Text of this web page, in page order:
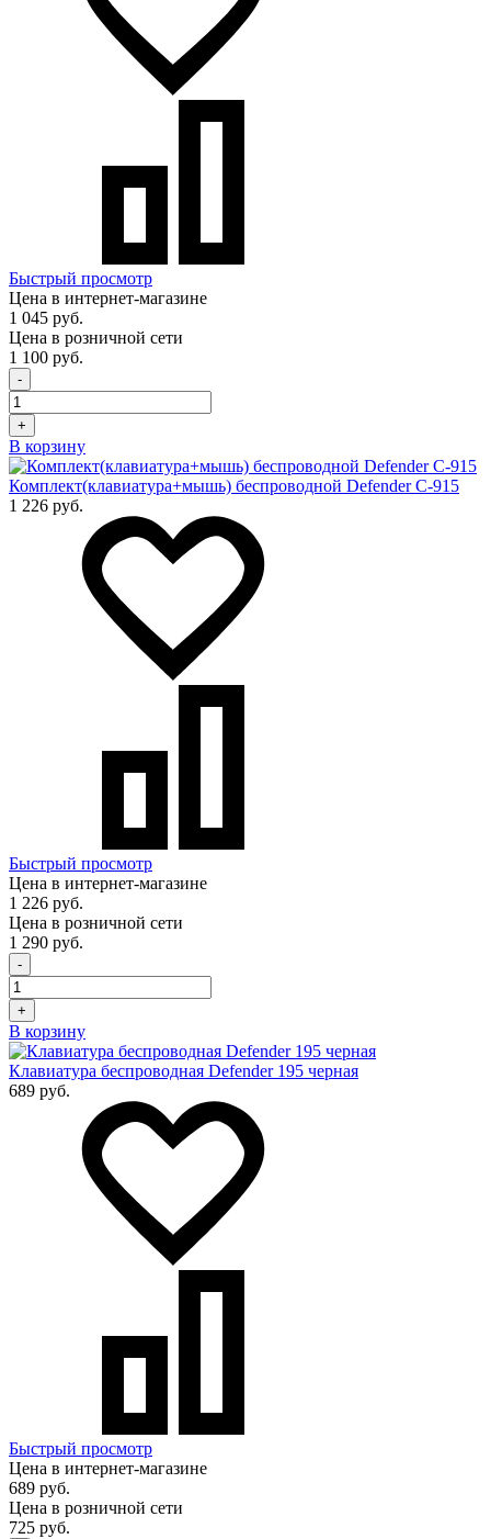
Быстрый просмотр
Цена в интернет-магазине
1 045 руб.
Цена в розничной сети
1 100 руб.
-
+
В корзину
Комплект(клавиатура+мышь) беспроводной Defender C-915
1 226 руб.
Быстрый просмотр
Цена в интернет-магазине
1 226 руб.
Цена в розничной сети
1 290 руб.
-
+
В корзину
Клавиатура беспроводная Defender 195 черная
689 руб.
Быстрый просмотр
Цена в интернет-магазине
689 руб.
Цена в розничной сети
725 руб.